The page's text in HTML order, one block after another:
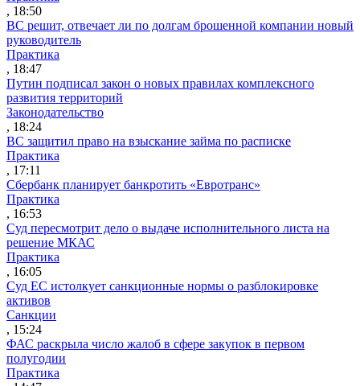
, 18:50
ВС решит, отвечает ли по долгам брошенной компании новый
руководитель
Практика
, 18:47
Путин подписал закон о новых правилах комплексного
развития территорий
Законодательство
, 18:24
ВС защитил право на взыскание займа по расписке
Практика
, 17:11
Сбербанк планирует банкротить «Евротранс»
Практика
, 16:53
Суд пересмотрит дело о выдаче исполнительного листа на
решение МКАС
Практика
, 16:05
Суд ЕС истолкует санкционные нормы о разблокировке
активов
Санкции
, 15:24
ФАС раскрыла число жалоб в сфере закупок в первом
полугодии
Практика